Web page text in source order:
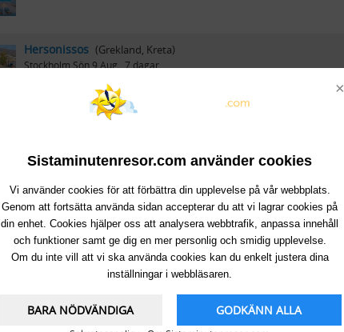
×
Sistaminutenresor.com använder cookies
Vi använder cookies för att förbättra din upplevelse på vår webbplats.
Genom att fortsätta använda sidan accepterar du att vi lagrar cookies på
din enhet. Cookies hjälper oss att analysera webbtrafik, anpassa innehåll
och funktioner samt ge dig en mer personlig och smidig upplevelse.
Om du inte vill att vi ska använda cookies kan du enkelt justera dina
inställningar i webbläsaren.
BARA NÖDVÄNDIGA GODKÄNN ALLA
Hersonissos (Grekland, Kreta)
StockholmSön 9 Aug, 7 dagar
StockholmSön 9 Aug, 14 dagar
Hotel Nana Golden Beach
Hersonissos (Grekland, Kreta)
StockholmSön 9 Aug, 21 dagar
Hotel Nana Golden Beach
Hersonissos (Grekland, Kreta)